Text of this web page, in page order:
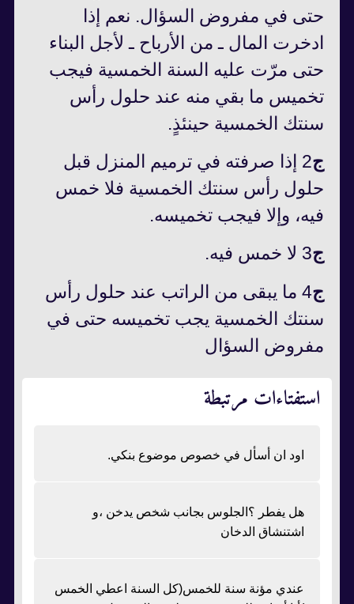
حتى في مفروض السؤال. نعم إذا
ادخرت المال ـ من الأرباح ـ لأجل البناء
حتى مرّت عليه السنة‌ الخمسية فيجب
تخميس ما بقي منه عند حلول رأس
سنتك الخمسية حينئذٍ.
ج
2 إذا صرفته في ترميم المنزل قبل
حلول رأس سنتك الخمسية فلا خمس
فيه، وإلا فيجب تخميسه.
ج3 لا خمس فيه.
ج 4 ما يبقى من الراتب عند حلول رأس
سنتك الخمسية يجب تخميسه حتى في
مفروض السؤال
استفتاءات مرتبطة
اود ان أسأل في خصوص موضوع بنكي.
هل يفطر ؟الجلوس بجانب شخص يدخن ،و
اشتنشاق الدخان
عندي مؤنة سنة للخمس(كل السنة اعطي الخمس